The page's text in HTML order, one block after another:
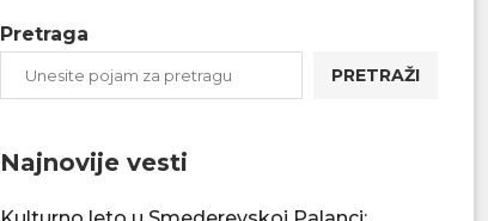
Pretraga
PRETRAŽI
Najnovije vesti